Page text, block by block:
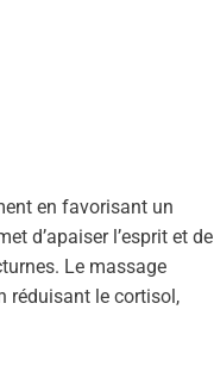
en favorisant un
d’apaiser l’esprit et de
Le massage
réduisant le cortisol,